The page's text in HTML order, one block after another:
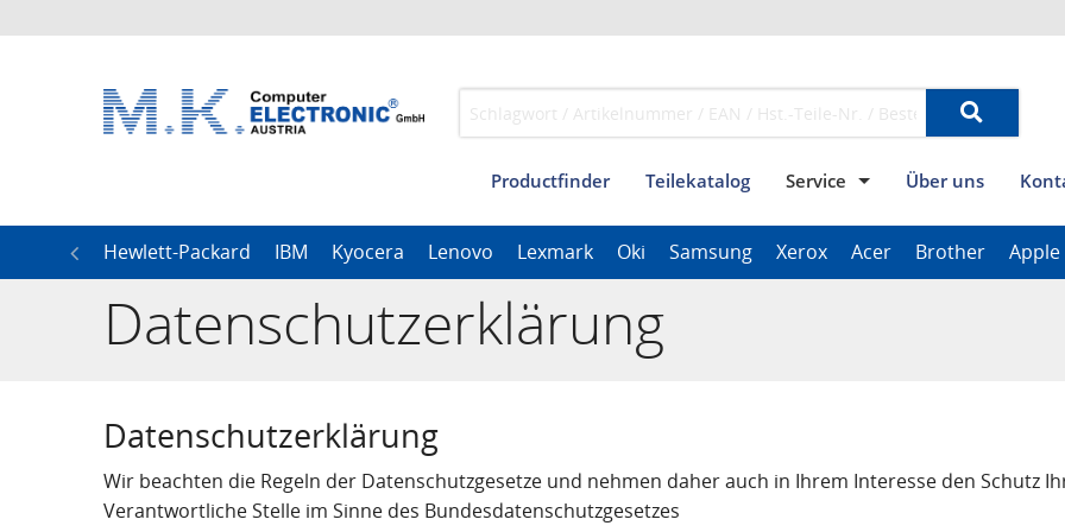
Productfinder Teilekatalog Service
Impressum WiderrufsbelehrungVersandkostenAGB (Verbraucher)
Über uns
Hewlett-Packard IBM Kyocera Lenovo Lexmark Oki Samsung Xerox Acer Brother Apple
Datenschutzerklärung
Datenschutzerklärung
Wir beachten die Regeln der Datenschutzgesetze und nehmen daher auch in Ihrem Interesse den Schutz
Verantwortliche Stelle im Sinne des Bundesdatenschutzgesetzes